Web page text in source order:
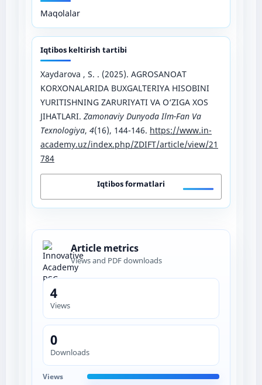
Maqolalar
Iqtibos keltirish tartibi
Xaydarova , S. . (2025). AGROSANOAT
KORXONALARIDA BUXGALTERIYA HISOBINI
YURITISHNING ZARURIYATI VA O‘ZIGA XOS
JIHATLARI. Zamonaviy Dunyoda Ilm-Fan Va
Texnologiya, 4(16), 144-146. https://www.in-
academy.uz/index.php/ZDIFT/article/view/21
784
Iqtibos formatlari
Article metrics
Views and PDF downloads
4
Views
0
Downloads
Views